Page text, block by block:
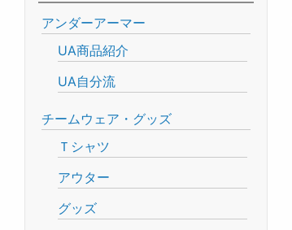
アンダーアーマー
UA商品紹介
UA自分流
チームウェア・グッズ
Ｔシャツ
アウター
グッズ